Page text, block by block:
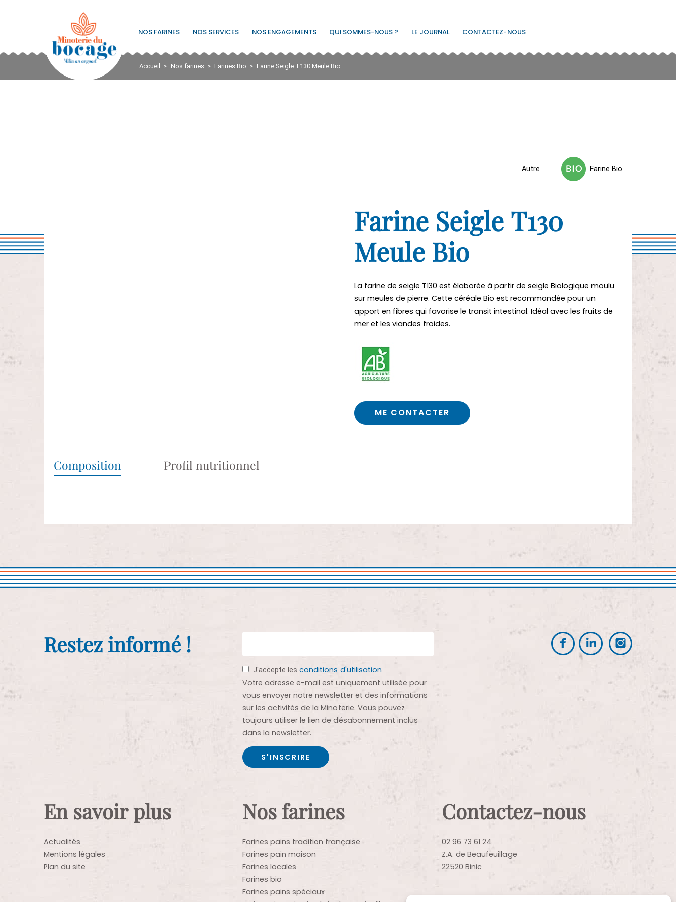
NOS FARINES NOS SERVICES NOS ENGAGEMENTS QUI SOMMES-NOUS ? LE JOURNAL CONTACTEZ-NOUS
Accueil Nos farines Farines Bio Farine Seigle T130 Meule Bio
Autre Farine Bio
Farine Seigle T130
Meule Bio
La farine de seigle T130 est élaborée à partir de seigle Biologique moulu
sur meules de pierre. Cette céréale Bio est recommandée pour un
apport en fibres qui favorise le transit intestinal. Idéal avec les fruits de
mer et les viandes froides.
ME CONTACTER
Composition Profil nutritionnel
Restez informé !
J'accepte lesconditions d'utilisation
Votre adresse e-mail est uniquement utilisée pour
vous envoyer notre newsletter et des informations
sur les activités de la Minoterie. Vous pouvez
toujours utiliser le lien de désabonnement inclus
dans la newsletter.
En savoir plus
Actualités
Mentions légales
Plan du site
Nos farines
Farines pains tradition française
Farines pain maison
Farines locales
Farines bio
Farines pains spéciaux
Contactez-nous
02 96 73 61 24
Z.A. de Beaufeuillage
22520 Binic